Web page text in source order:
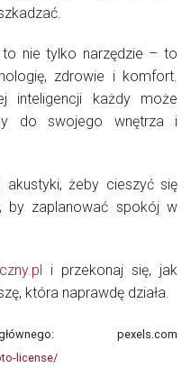
nie tylko narzędzie – to
zdrowie i komfort.
inteligencji każdy może
do swojego wnętrza i
żeby cieszyć się
by zaplanować spokój w
i przekonaj się, jak
która naprawdę działa.
pexels.com
license/